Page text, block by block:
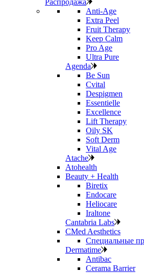
Anti‑Age
Extra Peel
Fruit Therapy
Keep Calm
Pro Age
Ultra Pure
Agenda
Be Sun
Cvital
Despigmen
Essentielle
Excellence
Lift Therapy
Oily SK
Soft Derm
Vital Age
Atache
Atohealth
Beauty + Health
Biretix
Endocare
Heliocare
Iraltone
Cantabria Labs
CMed Aesthetics
Специальные
Dermatime
Antibac
Cerama Barrier